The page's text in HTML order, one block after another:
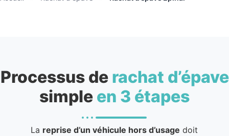
Processus de rachat d’épave
simple en 3 étapes
La reprise d’un véhicule hors d’usage doit